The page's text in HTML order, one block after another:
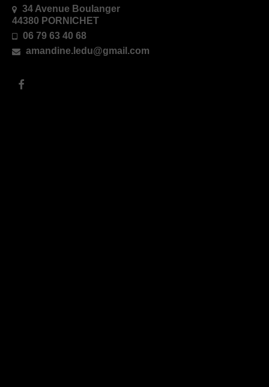
34 Avenue Boulanger
44380 PORNICHET
06 79 63 40 68
amandine.ledu@gmail.com